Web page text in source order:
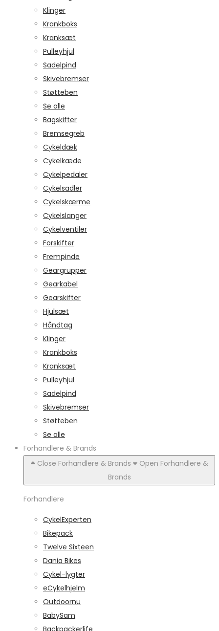
Klinger
Krankboks
Kranksæt
Pulleyhjul
Sadelpind
Skivebremser
Støtteben
Se alle
Bagskifter
Bremsegreb
Cykeldæk
Cykelkæde
Cykelpedaler
Cykelsadler
Cykelskærme
Cykelslanger
Cykelventiler
Forskifter
Frempinde
Geargrupper
Gearkabel
Gearskifter
Hjulsæt
Håndtag
Klinger
Krankboks
Kranksæt
Pulleyhjul
Sadelpind
Skivebremser
Støtteben
Se alle
Forhandlere & Brands
Close Forhandlere & Brands
Open Forhandlere &
Brands
Forhandlere
CykelExperten
Bikepack
Twelve Sixteen
Dania Bikes
Cykel-lygter
eCykelhjelm
Outdoornu
BabySam
Backpackerlife